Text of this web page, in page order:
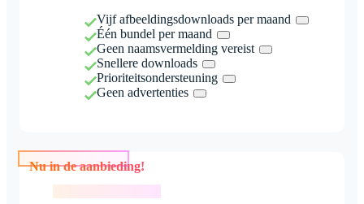
Vijf afbeeldingsdownloads per maand
Één bundel per maand
Geen naamsvermelding vereist
Snellere downloads
Prioriteitsondersteuning
Geen advertenties
Nu in de aanbieding!